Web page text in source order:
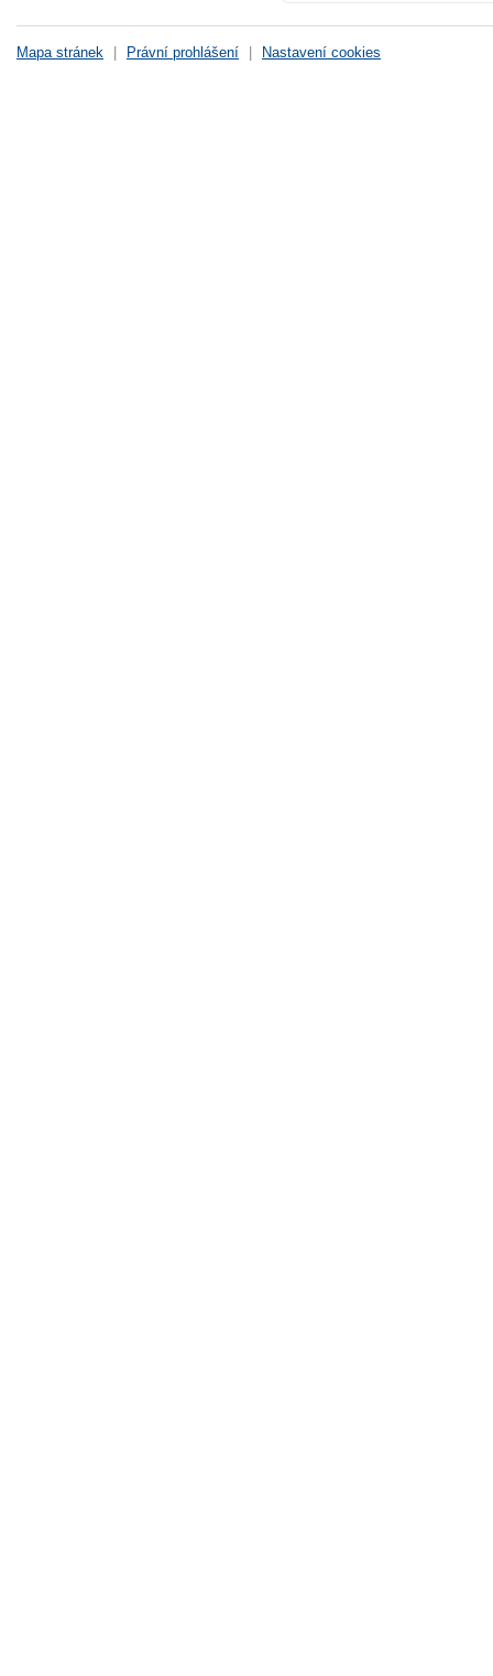
Mapa stránek | Právní prohlášení | Nastavení cookies